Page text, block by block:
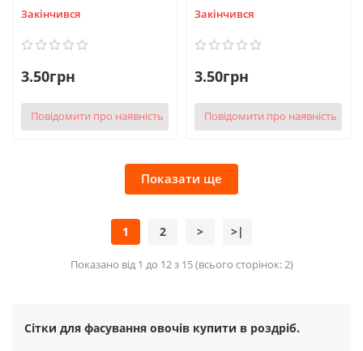
Закінчився
3.50грн
Повідомити про наявність
Закінчився
3.50грн
Повідомити про наявність
Показати ще
1 2 > >|
Показано від 1 до 12 з 15 (всього сторінок: 2)
Сітки для фасування овочів купити в роздріб.